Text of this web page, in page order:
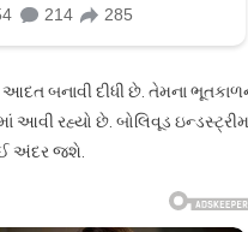
બનાવી દીધી છે. તેમના
આવી રહ્યો છે. બોલિવૂડ
અંદર જશે.